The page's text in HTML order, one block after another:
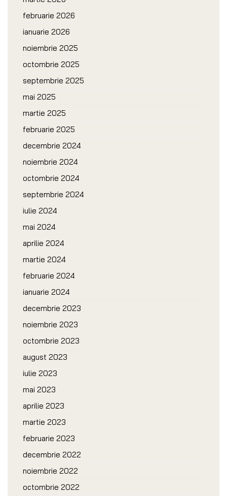
februarie 2026
ianuarie 2026
noiembrie 2025
octombrie 2025
septembrie 2025
mai 2025
martie 2025
februarie 2025
decembrie 2024
noiembrie 2024
octombrie 2024
septembrie 2024
iulie 2024
mai 2024
aprilie 2024
martie 2024
februarie 2024
ianuarie 2024
decembrie 2023
noiembrie 2023
octombrie 2023
august 2023
iulie 2023
mai 2023
aprilie 2023
martie 2023
februarie 2023
decembrie 2022
noiembrie 2022
octombrie 2022